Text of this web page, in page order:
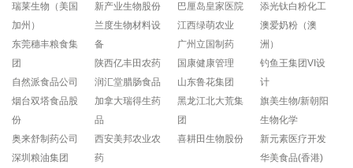
瑞莱生物（美国
加州）
东莞穗丰粮食集
团
自然派食品公司
烟台双塔食品股
份
奥来舒制药公司
深圳粮油集团
新产业生物股份
兰度生物材料设
备
陕西亿丰田农药
润汇堂腊肠食品
加拿大瑞得生药
品
西安美邦农业农
药
巴厘岛皇家医院
江西绿萌农业
广州立国制药
国康健康管理
山东鲁花集团
黑龙江北大荒集
团
喜耕田生物股份
添光钛白粉化工
澳爱奶粉（澳
洲）
钓鱼王集团VI设
计
旗美生物/新朝阳
生物化学
新元素医疗开发
华美食品(香港)